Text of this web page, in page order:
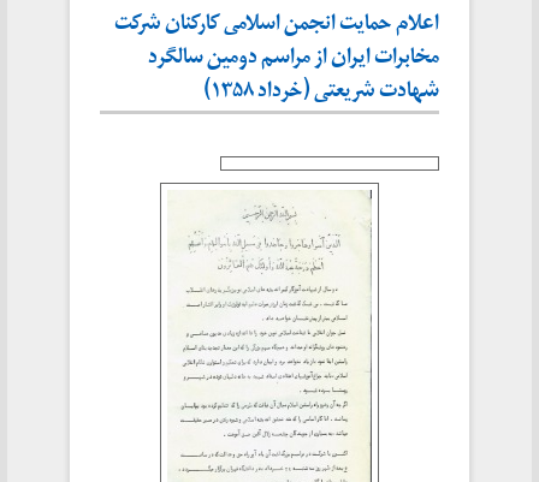
اعلام حمایت انجمن اسلامی کارکنان شرکت
مخابرات ایران از مراسم دومین سالگرد
شهادت شریعتی (خرداد ۱۳۵۸)